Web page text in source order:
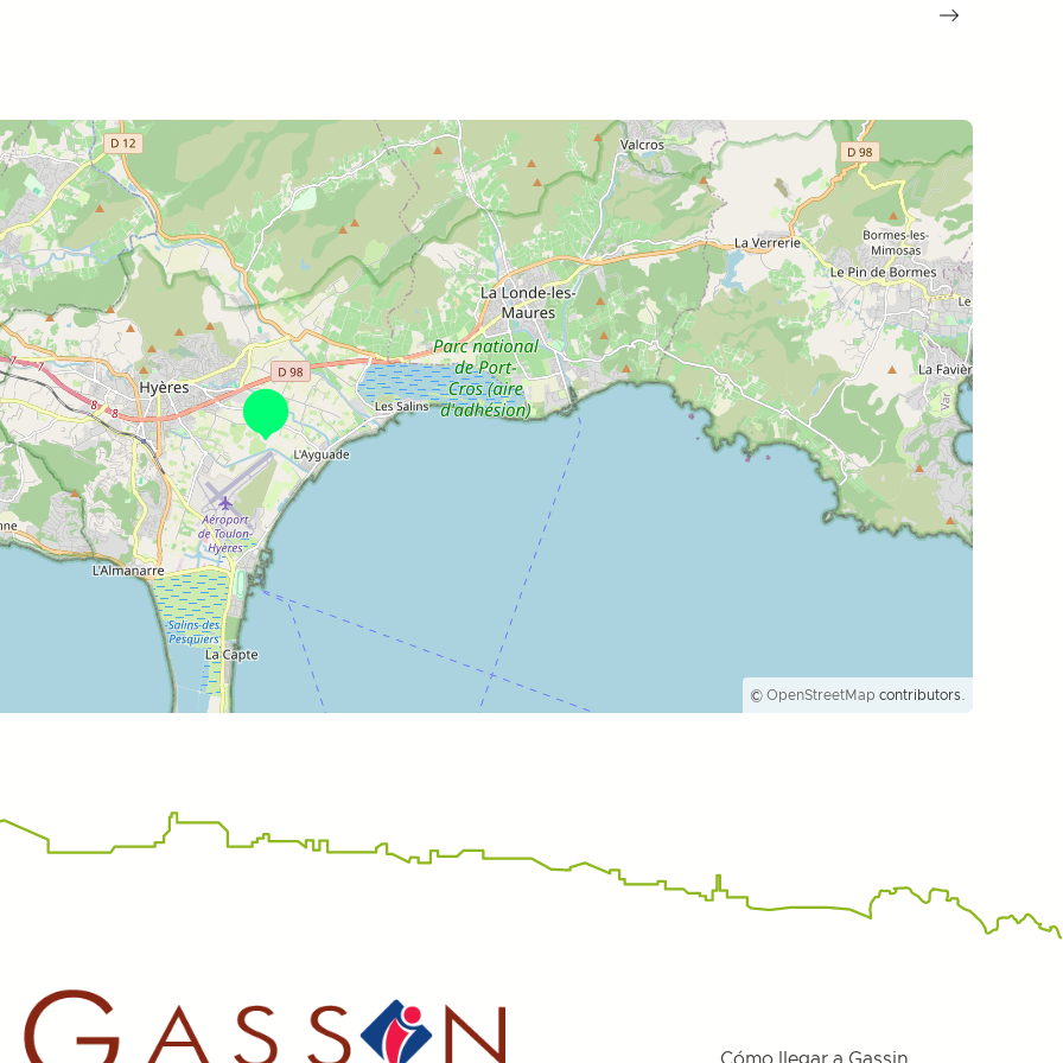
© OpenStreetMap contributors.